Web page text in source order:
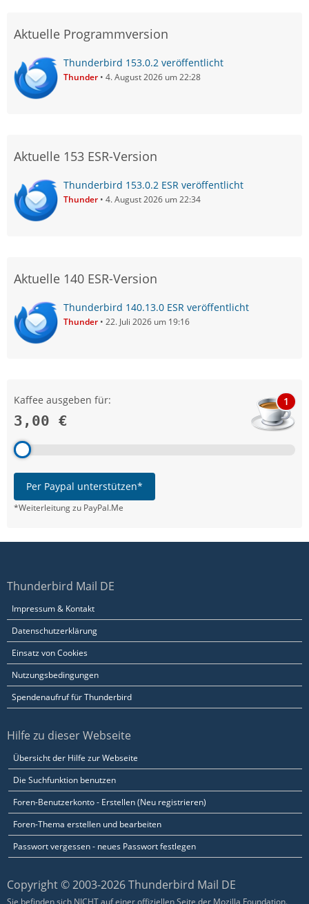
Aktuelle Programmversion
Thunderbird 153.0.2 veröffentlicht
Thunder 4. August 2026 um 22:28
Aktuelle 153 ESR-Version
Thunderbird 153.0.2 ESR veröffentlicht
Thunder 4. August 2026 um 22:34
Aktuelle 140 ESR-Version
Thunderbird 140.13.0 ESR veröffentlicht
Thunder 22. Juli 2026 um 19:16
Kaffee ausgeben für:
3,00 €
1
Per Paypal unterstützen*
*Weiterleitung zu PayPal.Me
Thunderbird Mail DE
Impressum & Kontakt
Datenschutzerklärung
Einsatz von Cookies
Nutzungsbedingungen
Spendenaufruf für Thunderbird
Hilfe zu dieser Webseite
Übersicht der Hilfe zur Webseite
Die Suchfunktion benutzen
Foren-Benutzerkonto - Erstellen (Neu registrieren)
Foren-Thema erstellen und bearbeiten
Passwort vergessen - neues Passwort festlegen
Copyright © 2003-2026 Thunderbird Mail DE